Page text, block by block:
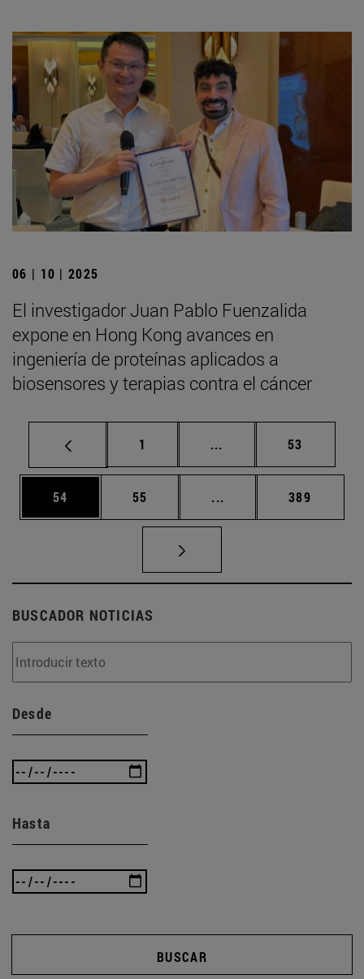
06 | 10 | 2025
El investigador Juan Pablo Fuenzalida
expone en Hong Kong avances en
ingeniería de proteínas aplicados a
biosensores y terapias contra el cáncer
Página
1 ... Páginas intermedias
Página
53
Página
54 Página
55 ... Páginas intermedias
Página
389
BUSCADOR NOTICIAS
Desde
Hasta
BUSCAR